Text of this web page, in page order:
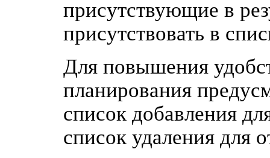
присутствующие в
присутствовать в
Для повышения
планирования
список добавления
список удаления для